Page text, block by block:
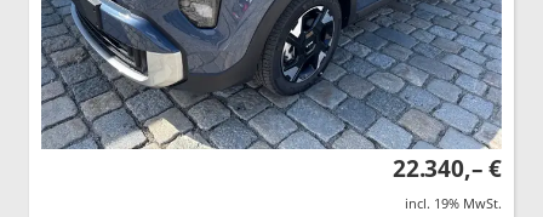
22.340,– €
incl. 19% MwSt.